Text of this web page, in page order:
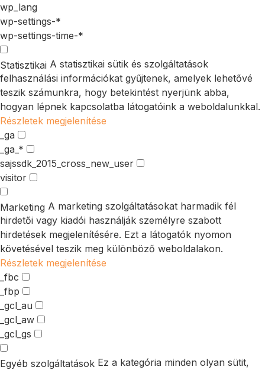
wp_lang
wp-settings-*
wp-settings-time-*
Statisztikai A statisztikai sütik és szolgáltatások
felhasználási információkat gyűjtenek, amelyek lehetővé
teszik számunkra, hogy betekintést nyerjünk abba,
hogyan lépnek kapcsolatba látogatóink a weboldalunkkal.
Részletek megjelenítése
_ga
_ga_*
sajssdk_2015_cross_new_user
visitor
Marketing A marketing szolgáltatásokat harmadik fél
hirdetői vagy kiadói használják személyre szabott
hirdetések megjelenítésére. Ezt a látogatók nyomon
követésével teszik meg különböző weboldalakon.
Részletek megjelenítése
_fbc
_fbp
_gcl_au
_gcl_aw
_gcl_gs
Egyéb szolgáltatások Ez a kategória minden olyan sütit,